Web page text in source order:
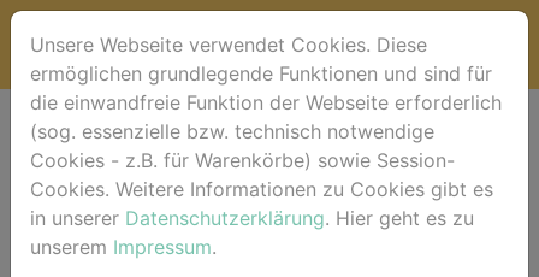
Willkommen bei
horse-foto.de !
Unsere Webseite verwendet Cookies. Diese
ermöglichen grundlegende Funktionen und sind für
die einwandfreie Funktion der Webseite erforderlich
(sog. essenzielle bzw. technisch notwendige
Cookies - z.B. für Warenkörbe) sowie Session-
Cookies. Weitere Informationen zu Cookies gibt es
in unserer Datenschutzerklärung. Hier geht es zu
unserem Impressum.